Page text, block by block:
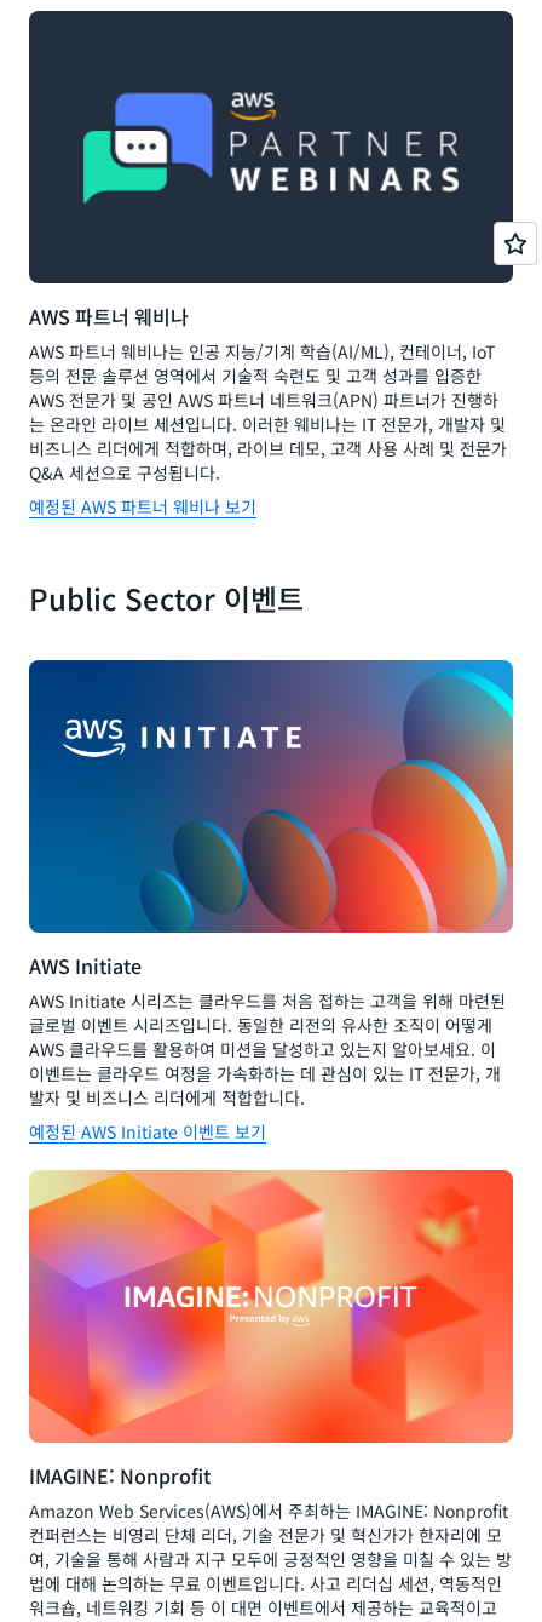
AWS 파트너 웨비나
AWS 파트너 웨비나는 인공 지능/기계 학습(AI/ML), 컨테이너, IoT
등의 전문 솔루션 영역에서 기술적 숙련도 및 고객 성과를 입증한
AWS 전문가 및 공인 AWS 파트너 네트워크(APN) 파트너가 진행하
는 온라인 라이브 세션입니다. 이러한 웨비나는 IT 전문가, 개발자 및
비즈니스 리더에게 적합하며, 라이브 데모, 고객 사용 사례 및 전문가
Q&A 세션으로 구성됩니다.
예정된 AWS 파트너 웨비나 보기
Public Sector 이벤트
AWS Initiate
AWS Initiate 시리즈는 클라우드를 처음 접하는 고객을 위해 마련된
글로벌 이벤트 시리즈입니다. 동일한 리전의 유사한 조직이 어떻게
AWS 클라우드를 활용하여 미션을 달성하고 있는지 알아보세요. 이
이벤트는 클라우드 여정을 가속화하는 데 관심이 있는 IT 전문가, 개
발자 및 비즈니스 리더에게 적합합니다.
예정된 AWS Initiate 이벤트 보기
IMAGINE: Nonprofit
Amazon Web Services(AWS)에서 주최하는 IMAGINE: Nonprofit
컨퍼런스는 비영리 단체 리더, 기술 전문가 및 혁신가가 한자리에 모
여, 기술을 통해 사람과 지구 모두에 긍정적인 영향을 미칠 수 있는 방
법에 대해 논의하는 무료 이벤트입니다. 사고 리더십 세션, 역동적인
워크숍, 네트워킹 기회 등 이 대면 이벤트에서 제공하는 교육적이고